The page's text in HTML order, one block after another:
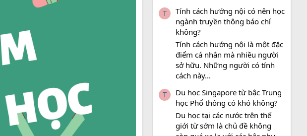
T
Tính cách hướng nội có nên học
ngành truyền thông báo chí
không?
Tính cách hướng nội là một đặc
điểm cá nhân mà nhiều người
sở hữu. Những người có tính
cách này...
T
Du học Singapore từ bậc Trung
học Phổ thông có khó không?
Du học tại các nước trên thế
giới từ sớm là chủ đề không